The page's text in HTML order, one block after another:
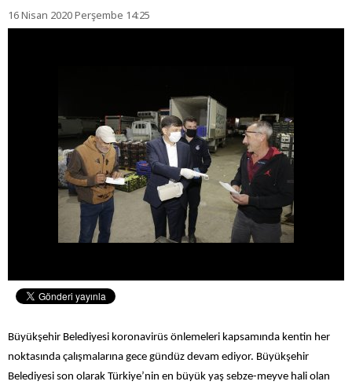
16 Nisan 2020 Perşembe 14:25
Büyükşehir Belediyesi koronavirüs önlemeleri kapsamında kentin her
noktasında çalışmalarına gece gündüz devam ediyor. Büyükşehir
Belediyesi son olarak Türkiye’nin en büyük yaş sebze-meyve hali olan